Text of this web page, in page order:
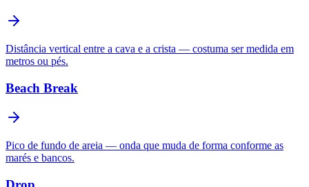
Distância vertical entre a cava e a crista — costuma ser medida em
metros ou pés.
Beach Break
Pico de fundo de areia — onda que muda de forma conforme as
marés e bancos.